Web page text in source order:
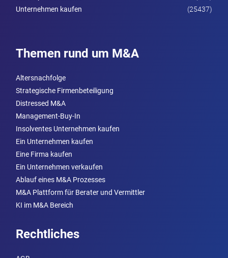
Unternehmen kaufen
(25437)
Themen rund um M&A
Altersnachfolge
Strategische Firmenbeteiligung
Distressed M&A
Management-Buy-In
Insolventes Unternehmen kaufen
Ein Unternehmen kaufen
Eine Firma kaufen
Ein Unternehmen verkaufen
Ablauf eines M&A Prozesses
M&A Plattform für Berater und Vermittler
KI im M&A Bereich
Rechtliches